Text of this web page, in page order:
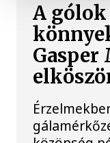
A
Gasper